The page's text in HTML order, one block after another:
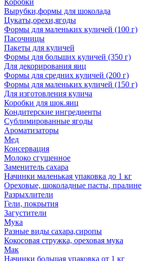
Коробки
Вырубки,формы для шоколада
Цукаты,орехи,ягоды
Формы для маленьких куличей (100 г)
Пасочницы
Пакеты для куличей
Формы для больших куличей (350 г)
Для декорирования яиц
Формы для средних куличей (200 г)
Формы для маленьких куличей (150 г)
Для изготовления кулича
Коробки для шок.яиц
Кондитерские ингредиенты
Сублимированные ягоды
Ароматизаторы
Мед
Консервация
Молоко сгущенное
Заменитель сахара
Начинки маленькая упаковка до 1 кг
Ореховые, шоколадные пасты, пралине
Разрыхлители
Гели, покрытия
Загустители
Мука
Разные виды сахара,сиропы
Кокосовая стружка, ореховая мука
Мак
Начинки большая упаковка от 1 кг